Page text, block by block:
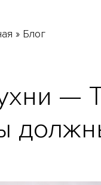
» Блог
—